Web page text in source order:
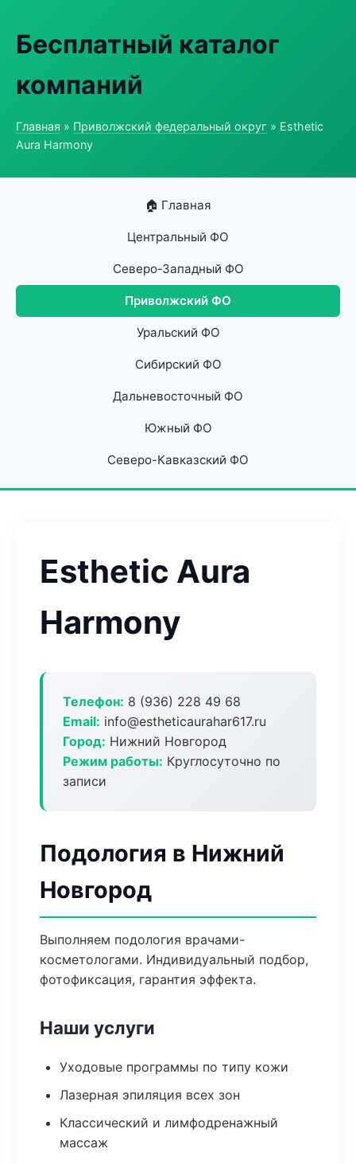
Бесплатный каталог
компаний
Главная » Приволжский федеральный округ » Esthetic
Aura Harmony
🏠 Главная
Центральный ФО
Северо-Западный ФО
Приволжский ФО
Уральский ФО
Сибирский ФО
Дальневосточный ФО
Южный ФО
Северо-Кавказский ФО
Esthetic Aura
Harmony
Телефон: 8 (936) 228 49 68
Email: info@estheticaurahar617.ru
Город: Нижний Новгород
Режим работы: Круглосуточно по
записи
Подология в Нижний
Новгород
Выполняем подология врачами-
косметологами. Индивидуальный подбор,
фотофиксация, гарантия эффекта.
Наши услуги
Уходовые программы по типу кожи
Лазерная эпиляция всех зон
Классический и лимфодренажный
массаж